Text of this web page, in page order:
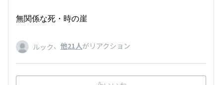
無関係な死・時の崖
ルック、 他21人がリアクション